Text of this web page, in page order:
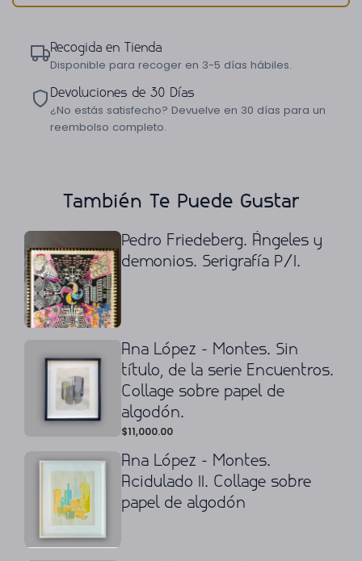
Recogida en Tienda
Disponible para recoger en 3-5 días hábiles.
Devoluciones de 30 Días
¿No estás satisfecho? Devuelve en 30 días para un
reembolso completo.
También Te Puede Gustar
Pedro Friedeberg. Ángeles y
demonios. Serigrafía P/I.
Ana López - Montes. Sin
título, de la serie Encuentros.
Collage sobre papel de
algodón.
$11,000.00
Ana López - Montes.
Acidulado II. Collage sobre
papel de algodón